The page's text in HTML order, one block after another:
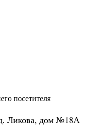
посетителя
Ликова, дом №18А